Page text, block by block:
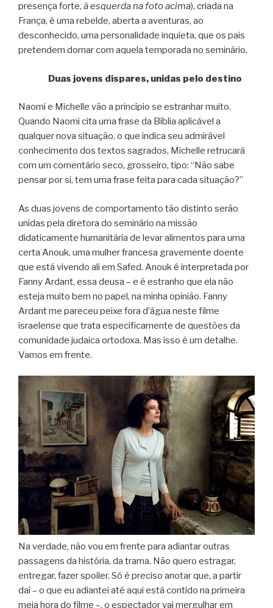
presença forte, à esquerda na foto acima), criada na
França, é uma rebelde, aberta a aventuras, ao
desconhecido, uma personalidade inquieta, que os pais
pretendem domar com aquela temporada no seminário.
Duas jovens díspares, unidas pelo destino
Naomi e Michelle vão a princípio se estranhar muito.
Quando Naomi cita uma frase da Bíblia aplicável a
qualquer nova situação, o que indica seu admirável
conhecimento dos textos sagrados, Michelle retrucará
com um comentário seco, grosseiro, tipo: “Não sabe
pensar por si, tem uma frase feita para cada situação?”
As duas jovens de comportamento tão distinto serão
unidas pela diretora do seminário na missão
didaticamente humanitária de levar alimentos para uma
certa Anouk, uma mulher francesa gravemente doente
que está vivendo ali em Safed. Anouk é interpretada por
Fanny Ardant, essa deusa – e é estranho que ela não
esteja muito bem no papel, na minha opinião. Fanny
Ardant me pareceu peixe fora d’água neste filme
israelense que trata especificamente de questões da
comunidade judaica ortodoxa. Mas isso é um detalhe.
Vamos em frente.
Na verdade, não vou em frente para adiantar outras
passagens da história, da trama. Não quero estragar,
entregar, fazer spoiler. Só é preciso anotar que, a partir
daí – o que eu adiantei até aqui está contido na primeira
meia hora do filme –, o espectador vai mergulhar em